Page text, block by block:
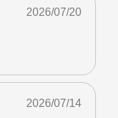
2026/07/20
2026/07/14